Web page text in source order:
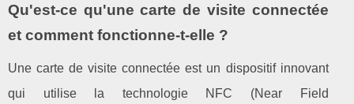
Qu'est-ce qu'une carte de visite connectée
et comment fonctionne-t-elle ?
Une carte de visite connectée est un dispositif innovant
qui utilise la technologie NFC (Near Field